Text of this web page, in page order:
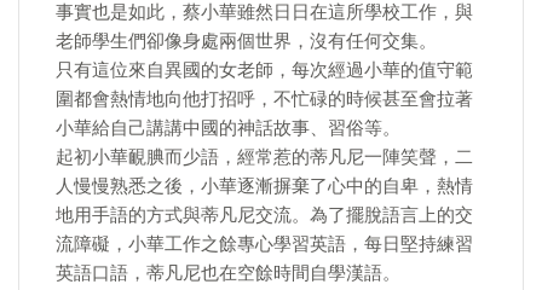
事實也是如此，蔡小華雖然日日在這所學校工作，與
老師學生們卻像身處兩個世界，沒有任何交集。
只有這位來自異國的女老師，每次經過小華的值守範
圍都會熱情地向他打招呼，不忙碌的時候甚至會拉著
小華給自己講講中國的神話故事、習俗等。
起初小華靦腆而少語，經常惹的蒂凡尼一陣笑聲，二
人慢慢熟悉之後，小華逐漸摒棄了心中的自卑，熱情
地用手語的方式與蒂凡尼交流。為了擺脫語言上的交
流障礙，小華工作之餘專心學習英語，每日堅持練習
英語口語，蒂凡尼也在空餘時間自學漢語。